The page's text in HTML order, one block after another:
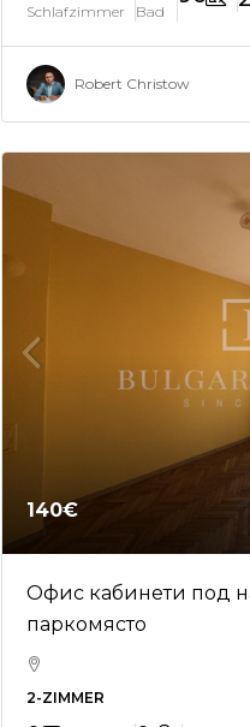
Schlafzimmer Bad
Robert Christow
140€
Офис кабинети под
паркомясто
2-ZIMMER